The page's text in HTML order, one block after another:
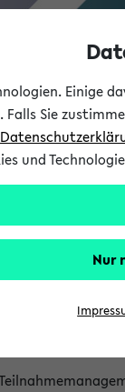
Studium
Sie
und
Nur